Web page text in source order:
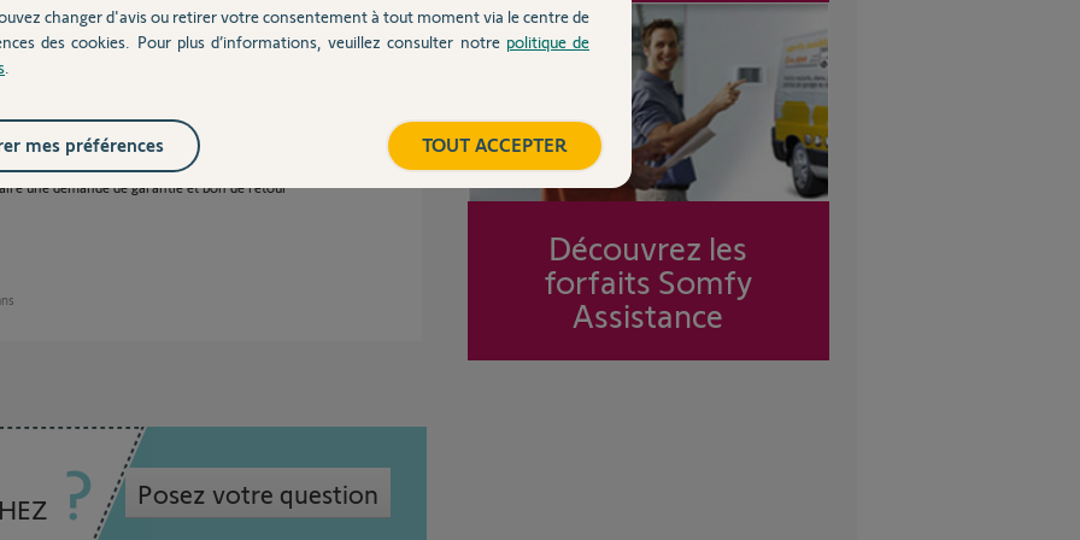
une demande de garantie et bon de retour
Posez votre question
Découvrez les
forfaits Somfy
Assistance
changer d'avis ou retirer votre consentement à tout moment via le centre de
des cookies. Pour plus d’informations, veuillez consulter notre politique de
TOUT ACCEPTER
mes préférences